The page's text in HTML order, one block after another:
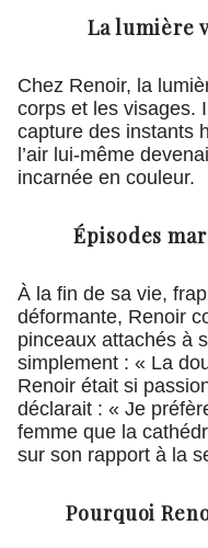
La lumière
Chez Renoir, la
corps et les visages.
capture des instants
l’air lui-même
incarnée en couleur.
Épisodes
À la fin de sa vie,
déformante, Renoir
pinceaux attachés à
simplement : « La
Renoir était si
déclarait : « Je
femme que la
sur son rapport à la
Pourquoi